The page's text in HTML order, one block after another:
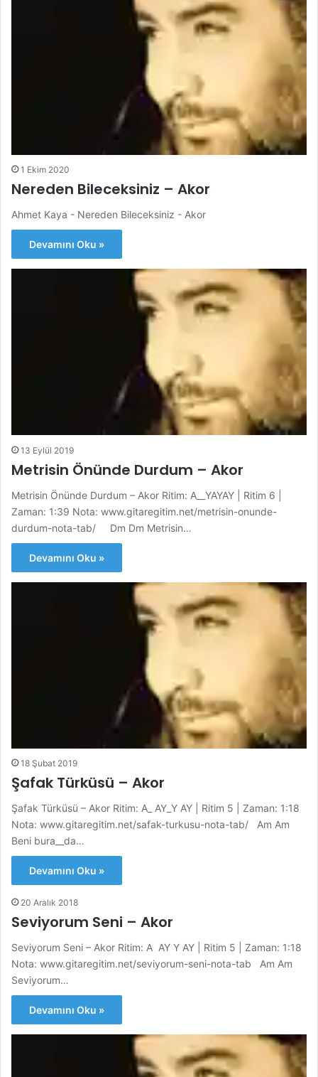
1 Ekim 2020
Nereden Bileceksiniz – Akor
Ahmet Kaya - Nereden Bileceksiniz - Akor
Devamını Oku »
13 Eylül 2019
Metrisin Önünde Durdum – Akor
Metrisin Önünde Durdum – Akor Ritim: A__YAYAY | Ritim 6 |
Zaman: 1:39 Nota: www.gitaregitim.net/metrisin-onunde-
durdum-nota-tab/ Dm Dm Metrisin…
Devamını Oku »
18 Şubat 2019
Şafak Türküsü – Akor
Şafak Türküsü – Akor Ritim: A_ AY_Y AY | Ritim 5 | Zaman: 1:18
Nota: www.gitaregitim.net/safak-turkusu-nota-tab/ Am Am
Beni bura__da…
Devamını Oku »
20 Aralık 2018
Seviyorum Seni – Akor
Seviyorum Seni – Akor Ritim: A AY Y AY | Ritim 5 | Zaman: 1:18
Nota: www.gitaregitim.net/seviyorum-seni-nota-tab Am Am
Seviyorum…
Devamını Oku »